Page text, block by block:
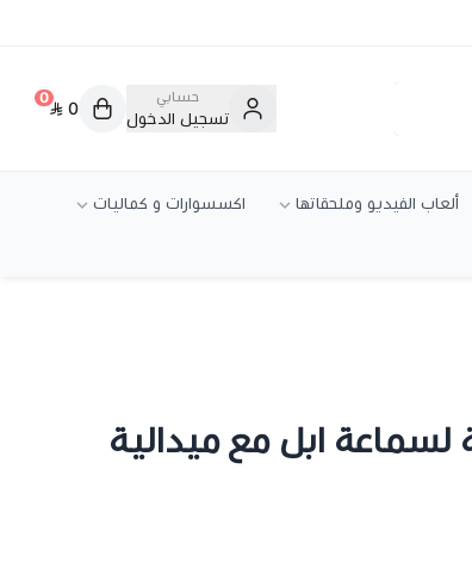
حسابي
تسجيل الدخول
0
0
ألعاب الفيديو وملحقاتها اكسسوارات و كماليات
لسماعة ابل مع ميدالية